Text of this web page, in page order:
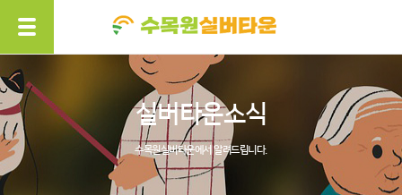
실버타운소식
수목원실버타운에서 알려드립니다.